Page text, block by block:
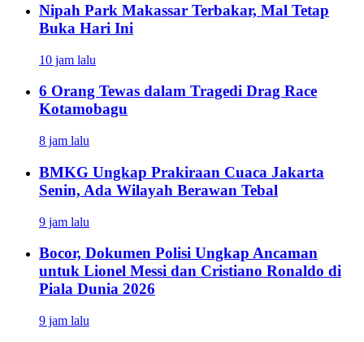
Nipah Park Makassar Terbakar, Mal Tetap
Buka Hari Ini
10 jam lalu
6 Orang Tewas dalam Tragedi Drag Race
Kotamobagu
8 jam lalu
BMKG Ungkap Prakiraan Cuaca Jakarta
Senin, Ada Wilayah Berawan Tebal
9 jam lalu
Bocor, Dokumen Polisi Ungkap Ancaman
untuk Lionel Messi dan Cristiano Ronaldo di
Piala Dunia 2026
9 jam lalu